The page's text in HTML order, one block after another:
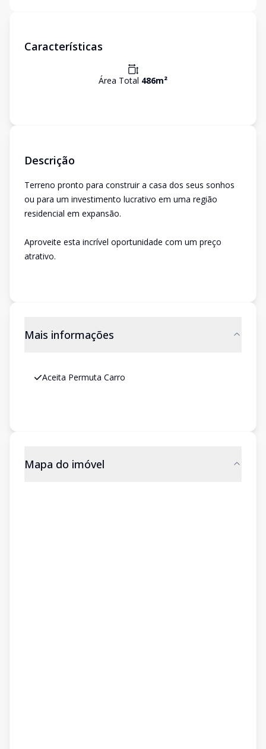
Características
Área Total 486m²
Descrição
Terreno pronto para construir a casa dos seus sonhos
ou para um investimento lucrativo em uma região
residencial em expansão.
Aproveite esta incrível oportunidade com um preço
atrativo.
Mais informações
Aceita Permuta Carro
Mapa do imóvel